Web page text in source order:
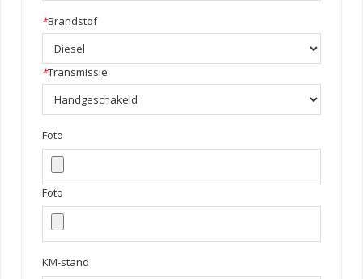
*Brandstof
*Transmissie
Foto
Foto
KM-stand